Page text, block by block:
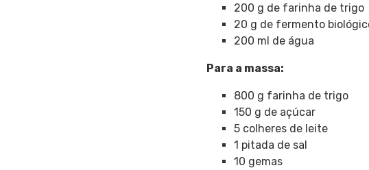
200 g de farinha de trigo
20 g de fermento
200 ml de água
Para a massa:
800 g farinha de trigo
150 g de açúcar
5 colheres de leite
1 pitada de sal
10 gemas